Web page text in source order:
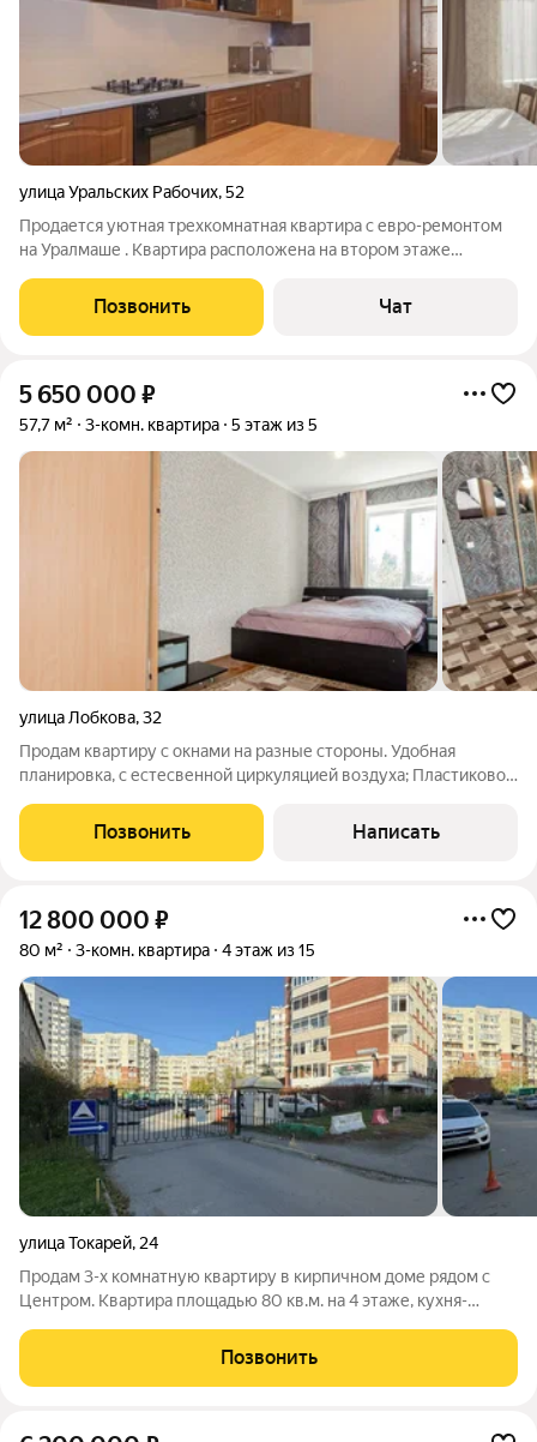
улица Уральских Рабочих,52
Продается уютная трехкомнатная квартира с евро-ремонтом
на Уралмаше . Квартира расположена на втором этаже
обеспечивает комфорт и приватность, окна выходят на разные
стороны. . В квартире остается вся
Позвонить Чат
5 650 000 ₽
57,7 м² 3-комн. квартира 5 этаж из 5
улица Лобкова,32
Продам квартиру с окнами на разные стороны. Удобная
планировка, с естесвенной циркуляцией воздуха; Пластиковое
детских долей; Готовая инфраструктура района: - В соседнем
дворе 2 детских сада
Позвонить Написать
12 800 000 ₽
80 м² 3-комн. квартира 4 этаж из 15
улица Токарей, 24
Продам 3-х комнатную квартиру в кирпичном доме рядом с
Центром. Квартира площадью 80 кв.м. на 4 этаже, кухня-
балкон (оба застеклены). Окна выходят на разные стороны
Позвонить